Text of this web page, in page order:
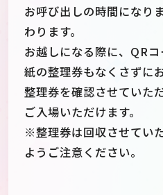
お呼び出しの時間になり
わります。
お越しになる際に、QR
紙の整理券もなくさずに
整理券を確認させていた
ご入場いただけます。
※整理券は回収させてい
ようご注意ください。